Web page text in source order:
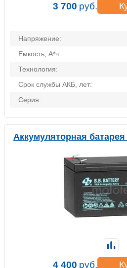
Напряжение:
Емкость, А*ч:
Технология:
Срок службы АКБ, лет:
Серия:
3 700 руб.
Аккумуляторная
4 400 руб.